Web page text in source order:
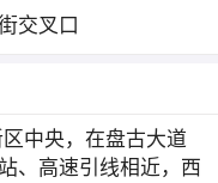
交叉口
中央，在盘古大道
、高速引线相近，西